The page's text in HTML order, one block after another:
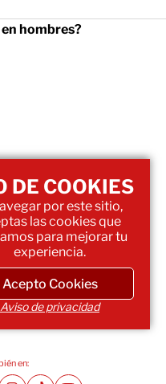
en hombres?
en:
DE COOKIES
por este sitio,
las cookies que
para mejorar tu
experiencia.
Acepto Cookies
Aviso de privacidad